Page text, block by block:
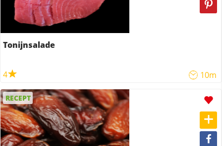
Tonijnsalade
4 10m
RECEPT